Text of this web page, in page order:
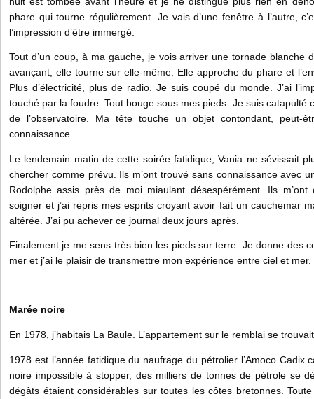
phare qui tourne régulièrement. Je vais d’une fenêtre à l’autre,
l’impression d’être immergé.
Tout d’un coup, à ma gauche, je vois arriver une tornade blanche
avançant, elle tourne sur elle-même. Elle approche du phare et
Plus d’électricité, plus de radio. Je suis coupé du monde. J’ai
touché par la foudre. Tout bouge sous mes pieds. Je suis catapulté
de l’observatoire. Ma tête touche un objet contondant, peut-
connaissance.
Le lendemain matin de cette soirée fatidique, Vania ne sévissait
chercher comme prévu. Ils m’ont trouvé sans connaissance avec
Rodolphe assis près de moi miaulant désespérément. Ils m’ont
soigner et j’ai repris mes esprits croyant avoir fait un cauchemar
altérée. J’ai pu achever ce journal deux jours après.
Finalement je me sens très bien les pieds sur terre. Je donne des
mer et j’ai le plaisir de transmettre mon expérience entre ciel et mer.
Marée noire
En 1978, j’habitais La Baule. L’appartement sur le remblai se
1978 est l’année fatidique du naufrage du pétrolier l’Amoco Cadix
noire impossible à stopper, des milliers de tonnes de pétrole se
dégâts étaient considérables sur toutes les côtes bretonnes.